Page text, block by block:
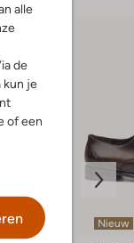
alle
de
kun je
of een
Nieuw